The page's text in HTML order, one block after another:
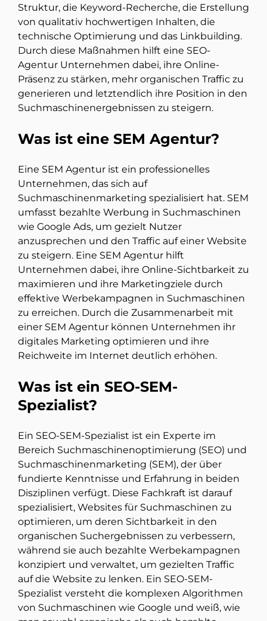
Struktur, die Keyword-Recherche, die Erstellung
von qualitativ hochwertigen Inhalten, die
technische Optimierung und das Linkbuilding.
Durch diese Maßnahmen hilft eine SEO-
Agentur Unternehmen dabei, ihre Online-
Präsenz zu stärken, mehr organischen Traffic zu
generieren und letztendlich ihre Position in den
Suchmaschinenergebnissen zu steigern.
Was ist eine SEM Agentur?
Eine SEM Agentur ist ein professionelles
Unternehmen, das sich auf
Suchmaschinenmarketing spezialisiert hat. SEM
umfasst bezahlte Werbung in Suchmaschinen
wie Google Ads, um gezielt Nutzer
anzusprechen und den Traffic auf einer Website
zu steigern. Eine SEM Agentur hilft
Unternehmen dabei, ihre Online-Sichtbarkeit zu
maximieren und ihre Marketingziele durch
effektive Werbekampagnen in Suchmaschinen
zu erreichen. Durch die Zusammenarbeit mit
einer SEM Agentur können Unternehmen ihr
digitales Marketing optimieren und ihre
Reichweite im Internet deutlich erhöhen.
Was ist ein SEO-SEM-
Spezialist?
Ein SEO-SEM-Spezialist ist ein Experte im
Bereich Suchmaschinenoptimierung (SEO) und
Suchmaschinenmarketing (SEM), der über
fundierte Kenntnisse und Erfahrung in beiden
Disziplinen verfügt. Diese Fachkraft ist darauf
spezialisiert, Websites für Suchmaschinen zu
optimieren, um deren Sichtbarkeit in den
organischen Suchergebnissen zu verbessern,
während sie auch bezahlte Werbekampagnen
konzipiert und verwaltet, um gezielten Traffic
auf die Website zu lenken. Ein SEO-SEM-
Spezialist versteht die komplexen Algorithmen
von Suchmaschinen wie Google und weiß, wie